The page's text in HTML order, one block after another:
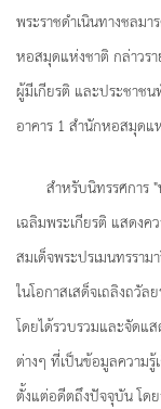
พระราชดำเนินทางชลม
หอสมุดแห่งชาติ กล่าวร
ผู้มีเกียรติ และประชาช
อาคาร 1 สำนักหอสมุดแ
สำหรับนิทรรศการ "พ
เฉลิมพระเกียรติ แสดง
สมเด็จพระปรเมนทรรา
ในโอกาสเสด็จเถลิงถวั
โดยได้รวบรวมและจัดแ
ต่างๆ ที่เป็นข้อมูลความรู้
ตั้งแต่อดีตถึงปัจจุบัน โด